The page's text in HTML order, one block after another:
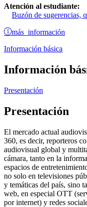
Atención al estudiante:
Buzón de sugerencias,
más información
Información básica
Información
Presentación
Presentación
El mercado actual
360, es decir, reporteros
audiovisual global y
cámara, tanto en la
espacios de
no solo en televisiones
y temáticas del país, sino
web, en especial OTT
por internet) y redes